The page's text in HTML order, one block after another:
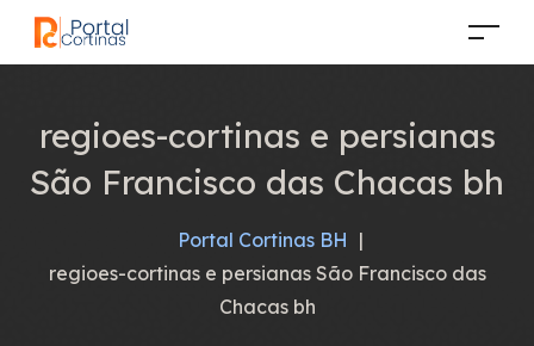
regioes-cortinas e persianas
São Francisco das Chacas bh
Portal Cortinas BH |
regioes-cortinas e persianas São Francisco das
Chacas bh